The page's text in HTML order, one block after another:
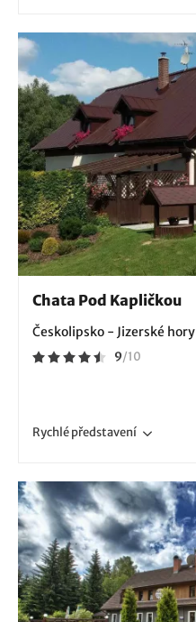
Chata Pod Kapličkou
Českolipsko - Jizerské hory
9/10
Rychlépředstavení